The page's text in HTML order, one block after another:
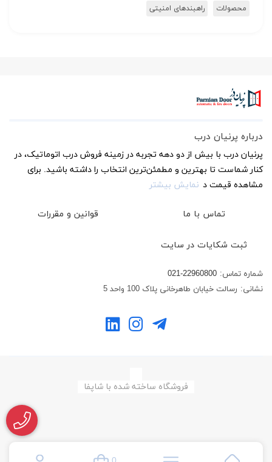
محصولات راهبندهای امنیتی
درباره پرنیان درب
پرنیان درب با بیش از دو دهه تجربه در زمینه فروش درب اتوماتیک، در
کنار شماست تا بهترین و مطمئن‌ترین انتخاب را داشته باشید. برای
مشاهده قیمت د نمایش بیشتر
تماس با ما قوانین و مقررات
ثبت شکایات در سایت
شماره تماس: 021-22960800
نشانی: رسالت خیابان طاهرخانی پلاک 100 واحد 5
فروشگاه ساخته شده با شاپفا